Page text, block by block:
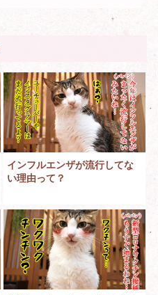
インフルエンザが流行してな
い理由って？